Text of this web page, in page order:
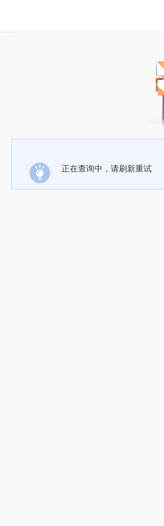
正在查询中，请刷新重试